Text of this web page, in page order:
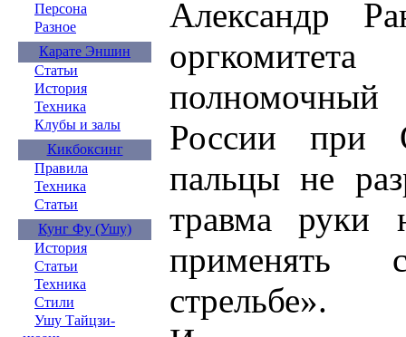
Персона
Разное
Карате Эншин
Статьи
История
Техника
Клубы и залы
Кикбоксинг
Правила
Техника
Статьи
Кунг Фу (Ушу)
История
Статьи
Техника
Стили
Ушу Тайцзи-
Александр
России при
пальцы не
травма руки
стрельбе».